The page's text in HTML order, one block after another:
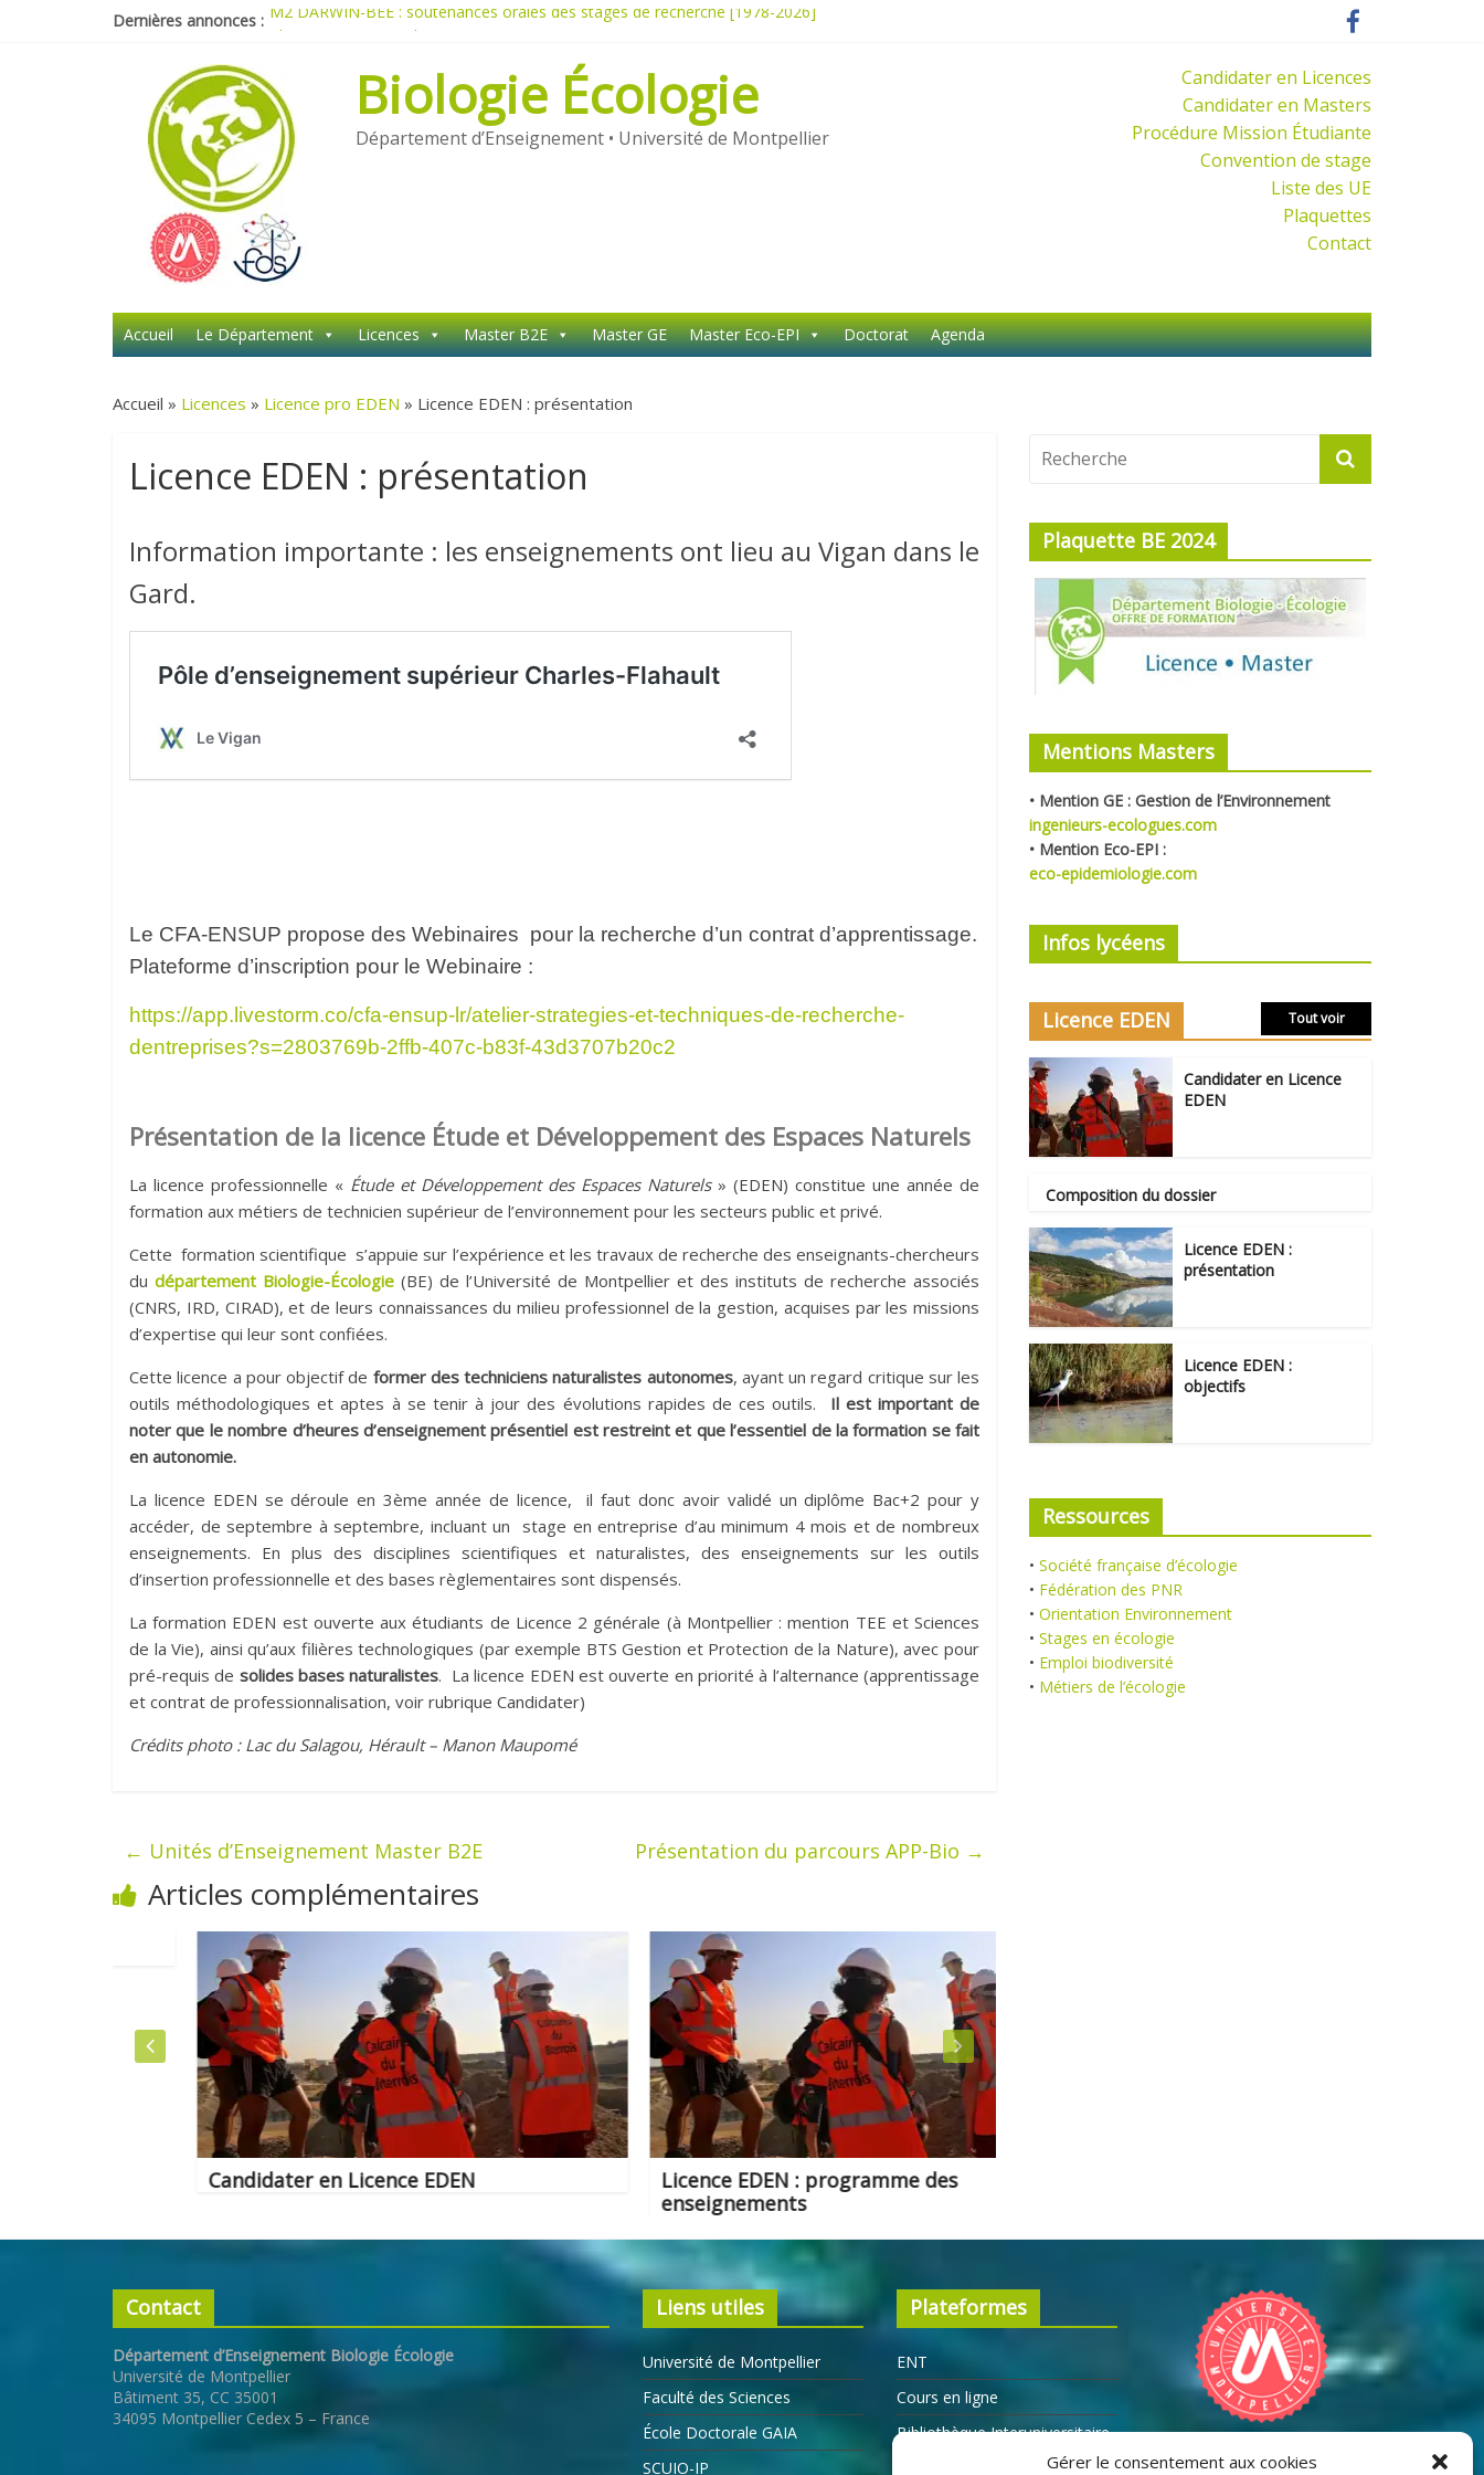
Gérer le consentement aux cookies
Dernières annonces :
Planning M1 et M2 du parcours Darwin
Candidater en Masters (2026)
Candidater en Licences (2026)
Biologie Écologie
Département d’Enseignement • Université de Montpellier
Candidater en Licences
Candidater en Masters
Procédure Mission Étudiante
Convention de stage
Liste des UE
Plaquettes
Contact
Accueil Le Département Licences Master B2E Master GE Master Eco-EPI Doctorat Agenda
Accueil » Licences » Licence pro EDEN » Licence EDEN : présentation
Licence EDEN : présentation
Information importante : les enseignements ont lieu au Vigan dans le
Gard.
Le CFA-ENSUP propose des Webinaires pour la recherche d’un contrat d’apprentissage.
Plateforme d’inscription pour le Webinaire :
https://app.livestorm.co/cfa-ensup-lr/atelier-strategies-et-techniques-de-recherche-
dentreprises?s=2803769b-2ffb-407c-b83f-43d3707b20c2
Présentation de la licence Étude et Développement des Espaces Naturels
La licence professionnelle « Étude et Développement des Espaces Naturels» (EDEN) constitue une année de
formation aux métiers de technicien supérieur de l’environnement pour les secteurs public et privé.
Cette formation scientifique s’appuie sur l’expérience et les travaux de recherche des enseignants-chercheurs
du département Biologie-Écologie (BE) de l’Université de Montpellier et des instituts de recherche associés
(CNRS, IRD, CIRAD), et de leurs connaissances du milieu professionnel de la gestion, acquises par les missions
d’expertise qui leur sont confiées.
Cette licence a pour objectif de former des techniciens naturalistes autonomes, ayant un regard critique sur les
outils méthodologiques et aptes à se tenir à jour des évolutions rapides de ces outils. Il est important de
noter que le nombre d’heures d’enseignement présentiel est restreint et que l’essentiel de la formation se fait
en autonomie.
La licence EDEN se déroule en 3ème année de licence, il faut donc avoir validé un diplôme Bac+2 pour y
accéder, de septembre à septembre, incluant un stage en entreprise d’au minimum 4 mois et de nombreux
enseignements. En plus des disciplines scientifiques et naturalistes, des enseignements sur les outils
d’insertion professionnelle et des bases règlementaires sont dispensés.
La formation EDEN est ouverte aux étudiants de Licence 2 générale (à Montpellier : mention TEE et Sciences
de la Vie), ainsi qu’aux filières technologiques (par exemple BTS Gestion et Protection de la Nature), avec pour
pré-requis de solides bases naturalistes. La licence EDEN est ouverte en priorité à l’alternance (apprentissage
et contrat de professionnalisation, voir rubrique Candidater)
Crédits photo : Lac du Salagou, Hérault – Manon Maupomé
← Unités d’Enseignement Master B2E Présentation du parcours APP-Bio →
Articles complémentaires
Candidater en Licence EDEN
Licence EDEN : programme des
enseignements
Plaquette BE 2024
Mentions Masters
• Mention GE : Gestion de l’Environnement
ingenieurs-ecologues.com
• Mention Eco-EPI :
eco-epidemiologie.com
Infos lycéens
Licence EDEN Tout voir
Candidater en Licence
EDEN
Composition du dossier
Licence EDEN :
présentation
Licence EDEN :
objectifs
Ressources
• Société française d’écologie
• Fédération des PNR
• Orientation Environnement
• Stages en écologie
• Emploi biodiversité
• Métiers de l’écologie
Contact
Département d’Enseignement Biologie Écologie
Université de Montpellier
Bâtiment 35, CC 35001
34095 Montpellier Cedex 5 – France
Liens utiles
Université de Montpellier
Faculté des Sciences
École Doctorale GAIA
SCUIO-IP
Plateformes
ENT
Cours en ligne
Bibliothèque Interuniversitaire